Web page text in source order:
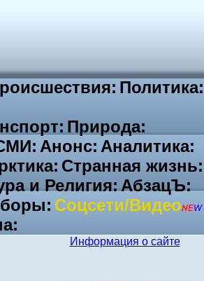
Политика:
Природа:
Анонс: Аналитика:
Странная жизнь:
и Религия:АбзацЪ:
Соцсети/Видео
Информация о сайте